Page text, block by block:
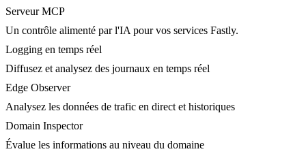
Serveur MCP
Un contrôle alimenté par l'IA pour vos services Fastly.
Logging en temps réel
Diffusez et analysez des journaux en temps réel
Edge Observer
Analysez les données de trafic en direct et historiques
Domain Inspector
Évalue les informations au niveau du domaine